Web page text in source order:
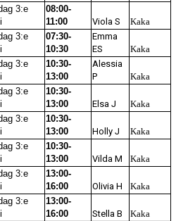
3:e
08:00-
11:00
Viola S Kaka
3:e
07:30-
10:30
Emma
ES
Kaka
3:e
10:30-
13:00
Alessia
P
Kaka
3:e
10:30-
13:00
Elsa J Kaka
3:e
10:30-
13:00
Holly J Kaka
3:e
10:30-
13:00
Vilda M Kaka
3:e
13:00-
16:00
Olivia H Kaka
3:e
13:00-
16:00
Stella B Kaka